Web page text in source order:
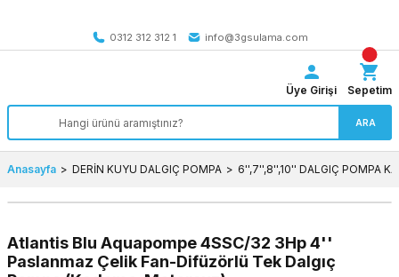
0312 312 312 1
info@3gsulama.com
ARA
Üye Girişi Sepetim
Anasayfa DERİN KUYU DALGIÇ POMPA 6'',7'',8'',10'' DALGIÇ POMPA
Atlantis Blu Aquapompe 4SSC/32 3Hp 4''
Paslanmaz Çelik Fan-Difüzörlü Tek Dalgıç